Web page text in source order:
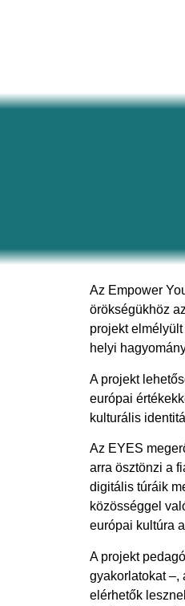
Az Empower
örökségükhöz
projekt
helyi
A projekt
európai
kulturális
Az EYES
arra ösztönzi a
digitális túráik
közösséggel
európai kultúra
A projekt
gyakorlatokat –,
elérhetők